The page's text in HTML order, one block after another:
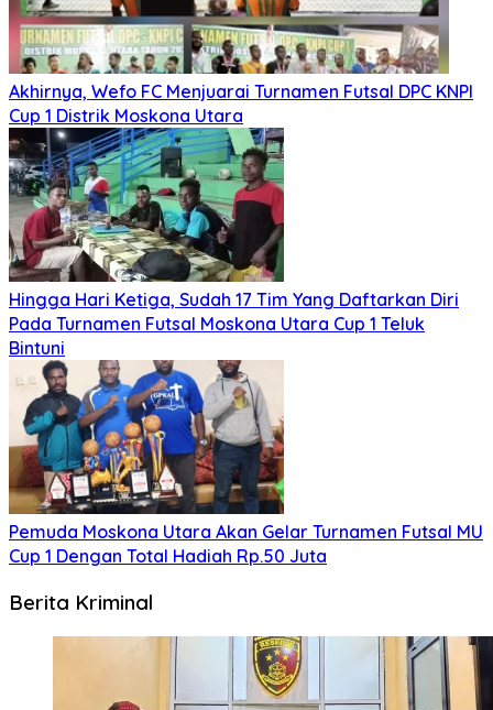
Akhirnya, Wefo FC Menjuarai Turnamen Futsal DPC KNPI
Cup 1 Distrik Moskona Utara
Hingga Hari Ketiga, Sudah 17 Tim Yang Daftarkan Diri
Pada Turnamen Futsal Moskona Utara Cup 1 Teluk
Bintuni
Pemuda Moskona Utara Akan Gelar Turnamen Futsal MU
Cup 1 Dengan Total Hadiah Rp.50 Juta
Berita Kriminal